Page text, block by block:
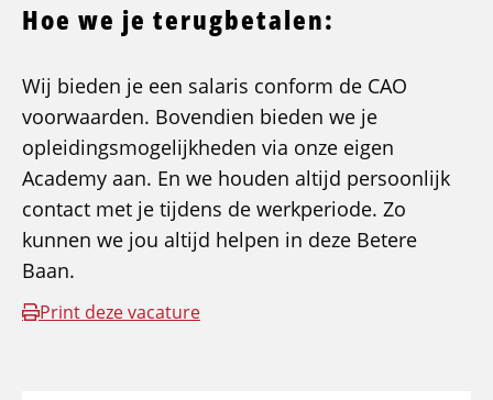
Hoe we je terugbetalen:
Wij bieden je een salaris conform de CAO
voorwaarden. Bovendien bieden we je
opleidingsmogelijkheden via onze eigen
Academy aan. En we houden altijd persoonlijk
contact met je tijdens de werkperiode. Zo
kunnen we jou altijd helpen in deze Betere
Baan.
Print deze vacature